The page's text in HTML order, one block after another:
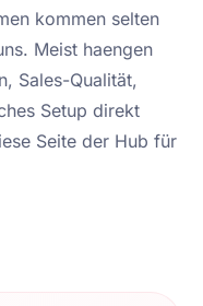
kommen selten
Meist haengen
Sales-Qualität,
Setup direkt
Seite der Hub für